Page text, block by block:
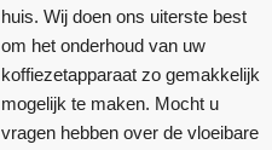
huis. Wij doen ons uiterste best
om het onderhoud van uw
koffiezetapparaat zo gemakkelijk
mogelijk te maken. Mocht u
vragen hebben over de vloeibare